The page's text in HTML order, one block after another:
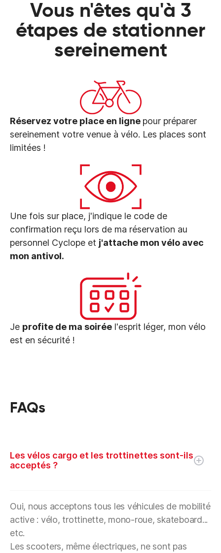
Vous n'êtes qu'à 3
étapes de stationner
sereinement
Réservez votre place en ligne pour préparer
sereinement votre venue à vélo. Les places sont
limitées !
Une fois sur place, j'indique le code de
confirmation reçu lors de ma réservation au
personnel Cyclope et j'attache mon vélo avec
mon antivol.
Je profite de ma soirée l'esprit léger, mon vélo
est en sécurité !
FAQs
Les vélos cargo et les trottinettes sont-ils
acceptés ?
Oui, nous acceptons tous les véhicules de mobilité
active : vélo, trottinette, mono-roue, skateboard...
etc.
Les scooters, même électriques, ne sont pas